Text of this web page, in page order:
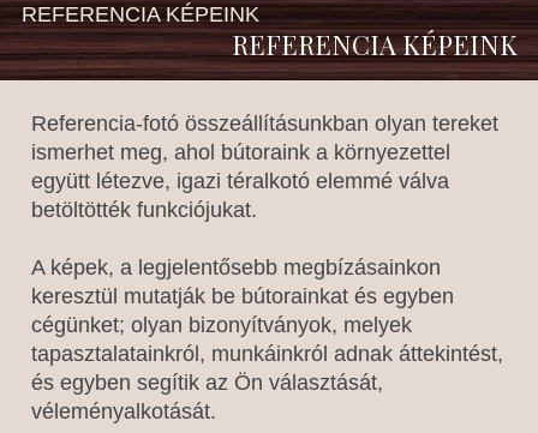
REFERENCIA KÉPEINK
REFERENCIA KÉPEINK
Referencia-fotó összeállításunkban olyan tereket
ismerhet meg, ahol bútoraink a környezettel
együtt létezve, igazi téralkotó elemmé válva
betöltötték funkciójukat.
A képek, a legjelentősebb megbízásainkon
keresztül mutatják be bútorainkat és egyben
cégünket; olyan bizonyítványok, melyek
tapasztalatainkról, munkáinkról adnak áttekintést,
és egyben segítik az Ön választását,
véleményalkotását.